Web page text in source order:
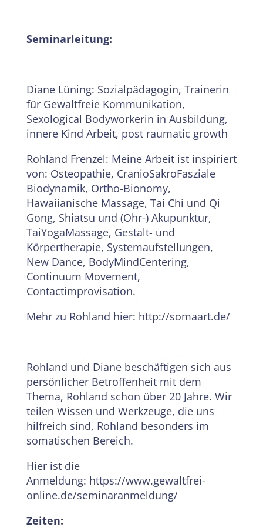
Seminarleitung:
Diane Lüning: Sozialpädagogin, Trainerin
für Gewaltfreie Kommunikation,
Sexological Bodyworkerin in Ausbildung,
innere Kind Arbeit, post raumatic growth
Rohland Frenzel: Meine Arbeit ist inspiriert
von: Osteopathie, CranioSakroFasziale
Biodynamik, Ortho-Bionomy,
Hawaiianische Massage, Tai Chi und Qi
Gong, Shiatsu und (Ohr-) Akupunktur,
TaiYogaMassage, Gestalt- und
Körpertherapie, Systemaufstellungen,
New Dance, BodyMindCentering,
Continuum Movement,
Contactimprovisation.
Mehr zu Rohland hier: http://somaart.de/
Rohland und Diane beschäftigen sich aus
persönlicher Betroffenheit mit dem
Thema, Rohland schon über 20 Jahre. Wir
teilen Wissen und Werkzeuge, die uns
hilfreich sind, Rohland besonders im
somatischen Bereich.
Hier ist die
Anmeldung: https://www.gewaltfrei-
online.de/seminaranmeldung/
Zeiten: